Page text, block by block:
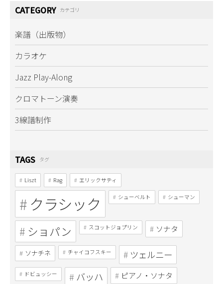
CATEGORY カテゴリ
楽譜（出版物）
カラオケ
Jazz Play-Along
クロマトーン演奏
3線譜制作
TAGS タグ
Liszt Rag エリックサティ
クラシック シューベルト シューマン
ショパン スコットジョプリン ソナタ
ソナチネ チャイコフスキー ツェルニー
ドビュッシー バッハ ピアノ・ソナタ